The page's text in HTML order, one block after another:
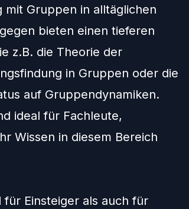
Gruppen in alltäglichen
bieten einen tieferen
z.B. die Theorie der
in Gruppen oder die
auf Gruppendynamiken.
ideal für Fachleute,
Wissen in diesem Bereich
Einsteiger als auch für